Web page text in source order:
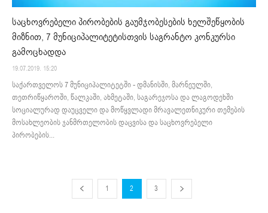
საცხოვრებელი პირობების გაუმჯობესების ხელშეწყობის
მიზნით, 7 მუნიციპალიტეტისთვის საგრანტო კონკურსი
გამოცხადდა
19.07.2019. 15:20
საქართველოს 7 მუნიციპალიტეტში - დმანისში, მარნეულში,
თეთრიწყაროში, წალკაში, ახმეტაში, საგარეჯოსა და ლაგოდეხში
სოციალურად დაუცველი და მოწყვლადი მრავალეთნიკური თემების
მოსახლეობის ჯანმრთელობის დაცვისა და საცხოვრებელი
პირობების...
1 2 3